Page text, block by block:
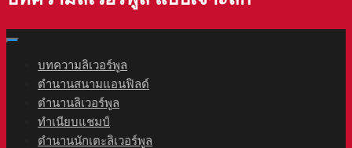
บทความลิเวอร์พูล
ตำนานสนามแอนฟิลด์
ตำนานลิเวอร์พูล
ทำเนียบแชมป์
ตำนานนักเตะลิเวอร์พูล